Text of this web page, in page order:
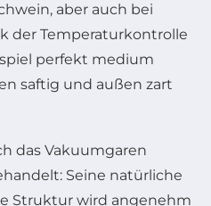
aber auch bei
der Temperaturkontrolle
perfekt medium
saftig und außen zart
das Vakuumgaren
Seine natürliche
Struktur wird angenehm